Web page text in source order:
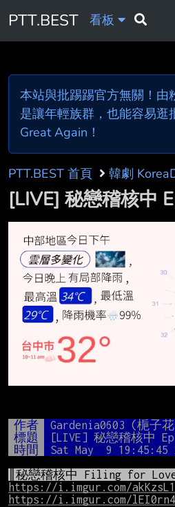
PTT.BEST 看板
本站與批踢踢官方無關！由
是讓年輕族群，也能容易逛
Great Again！
PTT.BEST 首頁 韓劇
[LIVE] 秘戀稽核中
作者 Gardenia0603 (梔子
標題
[LIVE] 秘戀稽核中
時間
Sat May  9 19:45:45
║秘戀稽核中 Filing for
https://i.imgur.com/
https://i.imgur.com/